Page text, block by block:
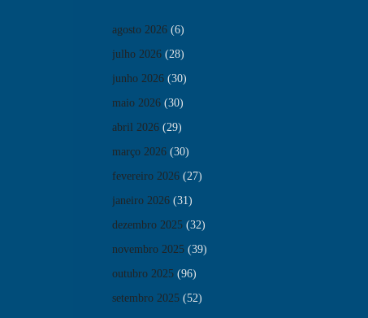
agosto 2026 (6)
julho 2026 (28)
junho 2026 (30)
maio 2026 (30)
abril 2026 (29)
março 2026 (30)
fevereiro 2026 (27)
janeiro 2026 (31)
dezembro 2025 (32)
novembro 2025 (39)
outubro 2025 (96)
setembro 2025 (52)